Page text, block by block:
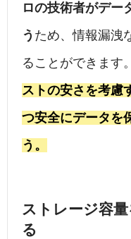
ロの技術者がデー
う ため、情報漏洩
ることができます
ストの安さを考慮
つ安全にデータを
う。
ストレージ容
る